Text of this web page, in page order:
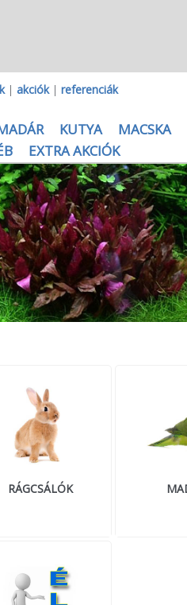
| akciók| referenciák
KUTYA
MACSKA
EXTRA AKCIÓK
RÁGCSÁLÓK